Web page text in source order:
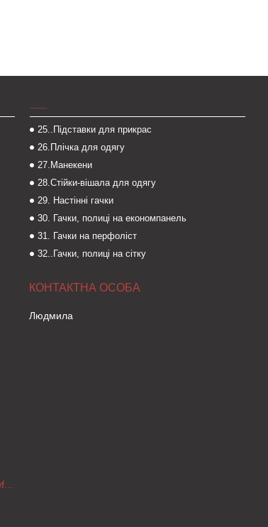
25..Підставки для прикрас
26.Плічка для одягу
27.Манекени
28.Стійки-вішала для одягу
29. Настінні гачки
30. Гачки, полиці на економпанель
31. Гачки на перфоліст
32..Гачки, полиці на сітку
https://www.youtube.com/channel/UCMzwfuPdxogFIKF_nELVFNw
Людмила